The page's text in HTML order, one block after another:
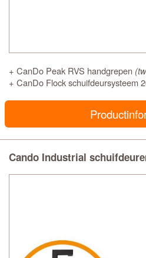
+ CanDo Peak RVS handgrepen
+ CanDo Flock schuifdeursysteem
Cando Industrial